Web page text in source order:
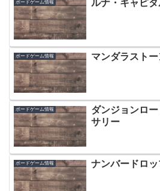
ボードゲーム情報 ルナ・キャピタ
ボードゲーム情報 マンダラスト
ボードゲーム情報
ダンジョンロ
サリー
ボードゲーム情報 ナンバードロッ